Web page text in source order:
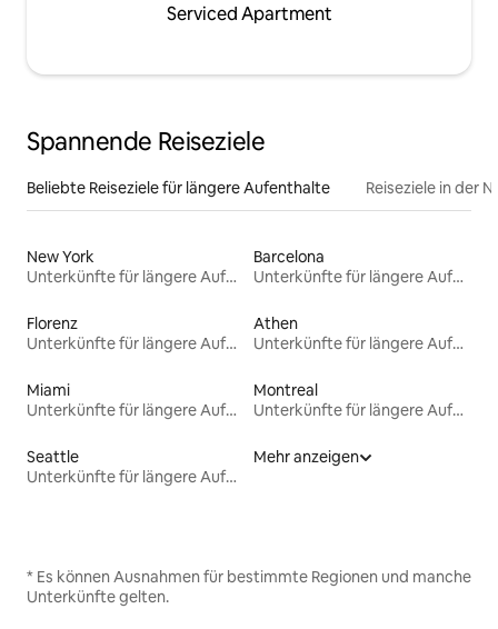
Serviced Apartment
Spannende Reiseziele
Beliebte Reiseziele für längere Aufenthalte Reiseziele in der
New York
Unterkünfte für längere Aufenthalte
Barcelona
Unterkünfte für längere Aufenthalte
Florenz
Unterkünfte für längere Aufenthalte
Athen
Unterkünfte für längere Aufenthalte
Miami
Unterkünfte für längere Aufenthalte
Montreal
Unterkünfte für längere Aufenthalte
Seattle
Unterkünfte für längere Aufenthalte
Mehr anzeigen
* Es können Ausnahmen für bestimmte Regionen und manche
Unterkünfte gelten.